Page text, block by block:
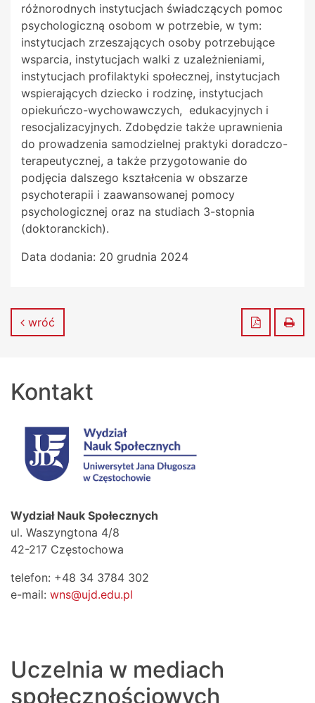
różnorodnych instytucjach świadczących pomoc
psychologiczną osobom w potrzebie, w tym:
instytucjach zrzeszających osoby potrzebujące
wsparcia, instytucjach walki z uzależnieniami,
instytucjach profilaktyki społecznej, instytucjach
wspierających dziecko i rodzinę, instytucjach
opiekuńczo-wychowawczych, edukacyjnych i
resocjalizacyjnych. Zdobędzie także uprawnienia
do prowadzenia samodzielnej praktyki doradczo-
terapeutycznej, a także przygotowanie do
podjęcia dalszego kształcenia w obszarze
psychoterapii i zaawansowanej pomocy
psychologicznej oraz na studiach 3-stopnia
(doktoranckich).
Data dodania: 20 grudnia 2024
wróć Zapisz do
Kontakt
Wydział Nauk Społecznych
ul. Waszyngtona 4/8
42-217 Częstochowa
telefon: +48 34 3784 302
e-mail: wns@ujd.edu.pl
Uczelnia w mediach
społecznościowych